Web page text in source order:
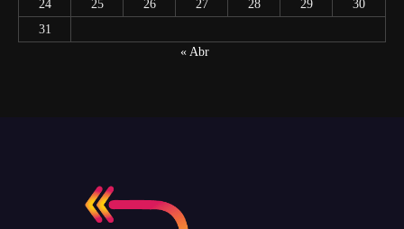
24
25 26 27 28 29
30
31
« Abr